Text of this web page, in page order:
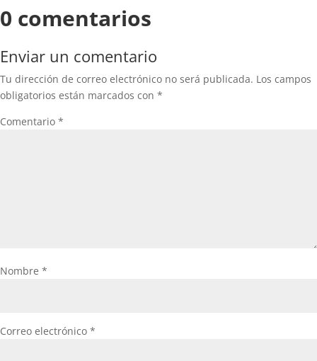
0 comentarios
Enviar un comentario
Tu dirección de correo electrónico no será publicada. Los campos
obligatorios están marcados con *
Comentario *
Nombre *
Correo electrónico *